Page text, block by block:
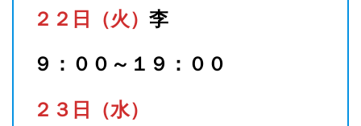
２２日（火） 李
９：００～１９：００
２３日（水）